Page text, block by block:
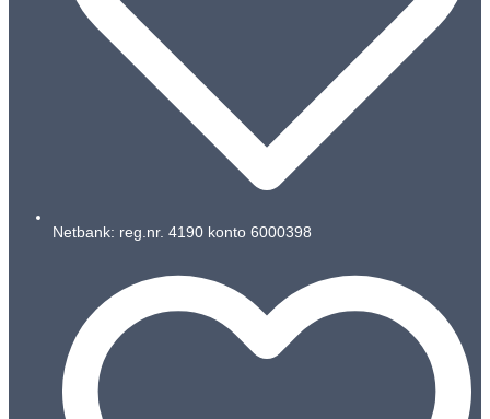
Netbank: reg.nr. 4190 konto 6000398